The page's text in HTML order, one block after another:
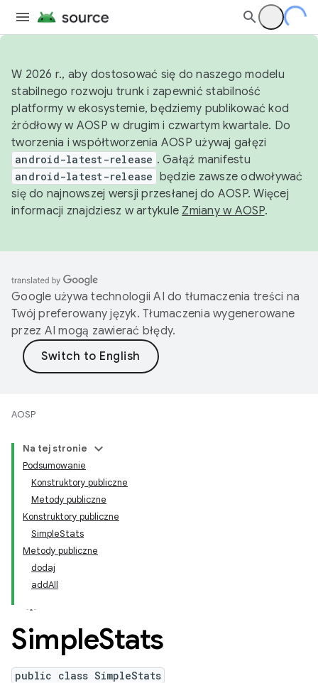
W 2026 r., aby dostosować się do naszego modelu
stabilnego rozwoju trunk i zapewnić stabilność
platformy w ekosystemie, będziemy publikować kod
źródłowy w AOSP w drugim i czwartym kwartale. Do
tworzenia i współtworzenia AOSP używaj gałęzi
android-latest-release . Gałąź manifestu
android-latest-release będzie zawsze odwoływać
się do najnowszej wersji przesłanej do AOSP. Więcej
informacji znajdziesz w artykule Zmiany w AOSP.
Google używa technologii AI do tłumaczenia treści na
Twój preferowany język. Tłumaczenia wygenerowane
przez AI mogą zawierać błędy.
AOSP
Na tej stronie
Podsumowanie
Konstruktory publiczne
Metody publiczne
Konstruktory publiczne
SimpleStats
Metody publiczne
dodaj
addAll
SimpleStats
public class SimpleStats